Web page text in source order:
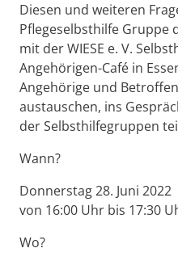
Diesen und weiteren
Pflegeselbsthilfe Gruppe
mit der WIESE e. V.
Angehörigen-Café in
Angehörige und
austauschen, ins
der Selbsthilfegruppen
Wann?
Donnerstag 28. Juni 2022
von 16:00 Uhr bis 17:30
Wo?